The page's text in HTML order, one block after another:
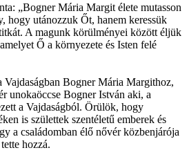
„Bogner Mária Margit élete mutasson
hogy utánozzuk Őt, hanem keressük
A magunk körülményei között éljük
Ő a környezete és Isten felé
Vajdaságban Bogner Mária Margithoz,
unokaöccse Bogner István aki, a
a Vajdaságból. Örülök, hogy
is születtek szentéletű emberek és
a családomban élő nővér közbenjárója
hozzá.